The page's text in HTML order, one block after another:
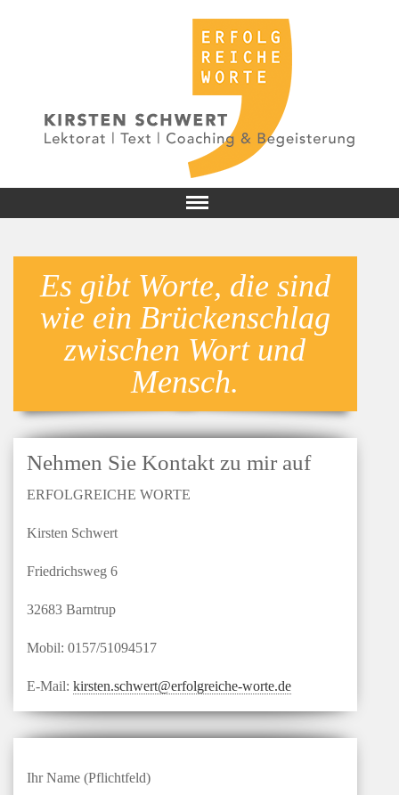
Es gibt Worte, die sind
wie ein Brückenschlag
zwischen Wort und
Mensch.
Nehmen Sie Kontakt zu mir auf
ERFOLGREICHE WORTE
Kirsten Schwert
Friedrichsweg 6
32683 Barntrup
Mobil: 0157/51094517
E-Mail: kirsten.schwert@erfolgreiche-worte.de
Ihr Name (Pflichtfeld)